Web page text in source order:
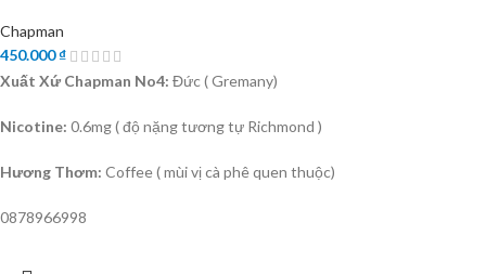
Chapman
450.000₫
Xuất Xứ Chapman No4: Đức ( Gremany)
Nicotine: 0.6mg ( độ nặng tương tự Richmond )
Hương Thơm: Coffee ( mùi vị cà phê quen thuộc)
0878966998